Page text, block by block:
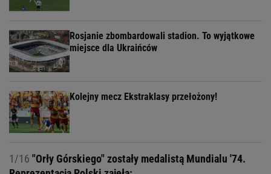
Rosjanie zbombardowali stadion. To wyjątkowe
miejsce dla Ukraińców
Kolejny mecz Ekstraklasy przełożony!
1/16 "Orły Górskiego" zostały medalistą Mundialu '74.